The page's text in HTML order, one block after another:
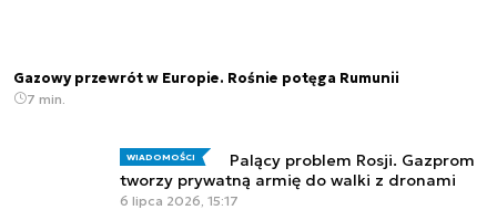
Gazowy przewrót w Europie. Rośnie potęga Rumunii
7 min.
WIADOMOŚCI
Palący problem Rosji. Gazprom
tworzy prywatną armię do walki z dronami
6 lipca 2026, 15:17